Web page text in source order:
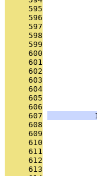
     595
     596
     597
     598
     599
     600
     601
     602
     603
     604
     605
     606
     607
     608
     609
     610
     611
     612
     613